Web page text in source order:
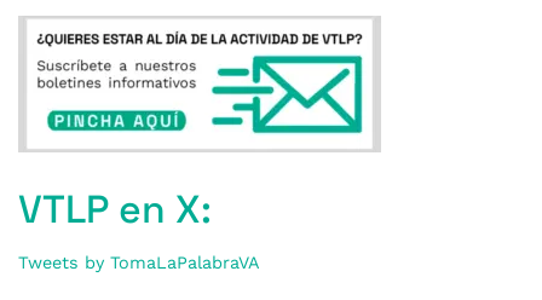
VTLP en X:
Tweets by TomaLaPalabraVA